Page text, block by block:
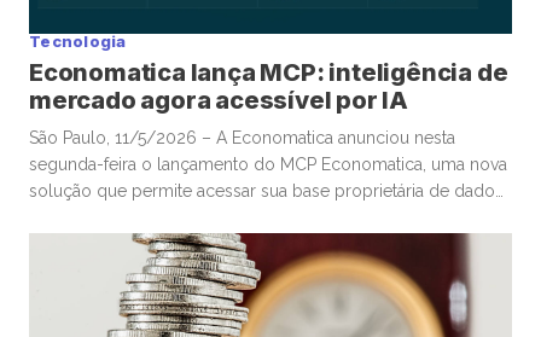
Tecnologia
Economatica lança MCP: inteligência de
mercado agora acessível por IA
São Paulo, 11/5/2026 – A Economatica anunciou nesta
segunda-feira o lançamento do MCP Economatica, uma nova
solução que permite acessar sua base proprietária de dados
Inteligência Artificial. A ferramenta, baseada no Model Context
Protocol (MCP), possibilita que clientes consultem dados de
mercado em linguagem natural diretamente […]